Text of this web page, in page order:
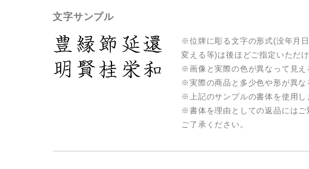
文字サンプル
※位牌に彫る⽂字の形式(没年⽉
変える等)は後ほどご指定いただけ
※画像と実際の⾊が異なって⾒え
※実際の商品と多少⾊や形が異な
※上記のサンプルの書体を使⽤し
※書体を理由としての返品にはご
ご了承ください。